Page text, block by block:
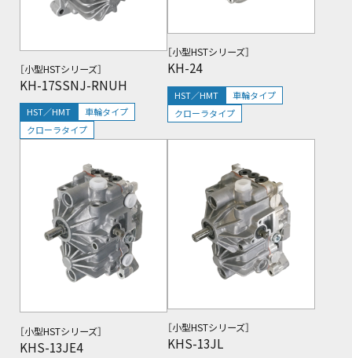
［小型HSTシリーズ］
KH-17SSNJ-RNUH
HST／HMT
車輪タイプ
クローラタイプ
［小型HSTシリーズ］
KH-24
HST／HMT
車輪タイプ
クローラタイプ
［小型HSTシリーズ］
KHS-13JE4
［小型HSTシリーズ］
KHS-13JL